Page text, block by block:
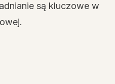
są kluczowe w